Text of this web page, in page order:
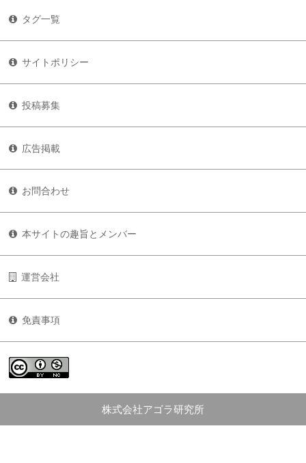
タグ一覧
サイトポリシー
投稿募集
広告掲載
お問合わせ
本サイトの趣旨とメンバー
運営会社
免責事項
株式会社アゴラ研究所